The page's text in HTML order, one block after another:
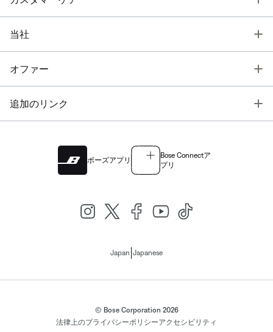
当社
オファー
追加のリンク
ボーズアプリ
Bose Connectア
プリ
Japan Japanese
© Bose Corporation 2026
法律上のプライバシーポリシーアクセシビリティ